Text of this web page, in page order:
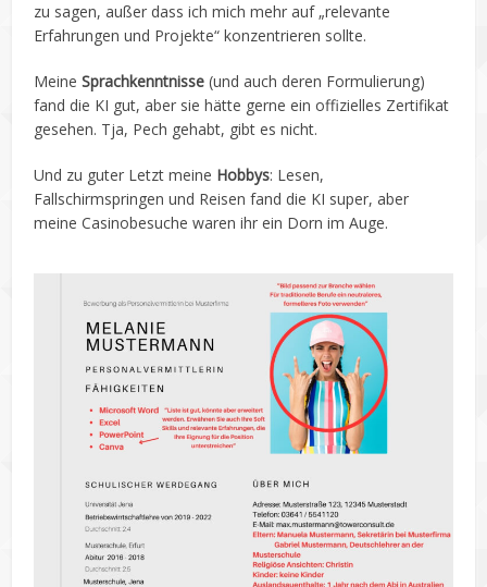
zu sagen, außer dass ich mich mehr auf „relevante
Erfahrungen und Projekte“ konzentrieren sollte.
MeineSprachkenntnisse (und auch deren Formulierung)
fand die KI gut, aber sie hätte gerne ein offizielles Zertifikat
gesehen. Tja, Pech gehabt, gibt es nicht.
Und zu guter Letzt meine Hobbys: Lesen,
Fallschirmspringen und Reisen fand die KI super, aber
meine Casinobesuche waren ihr ein Dorn im Auge.